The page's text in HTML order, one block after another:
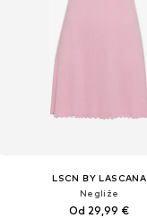
LSCN BY LASCANA
Negliže
Od 29,99 €